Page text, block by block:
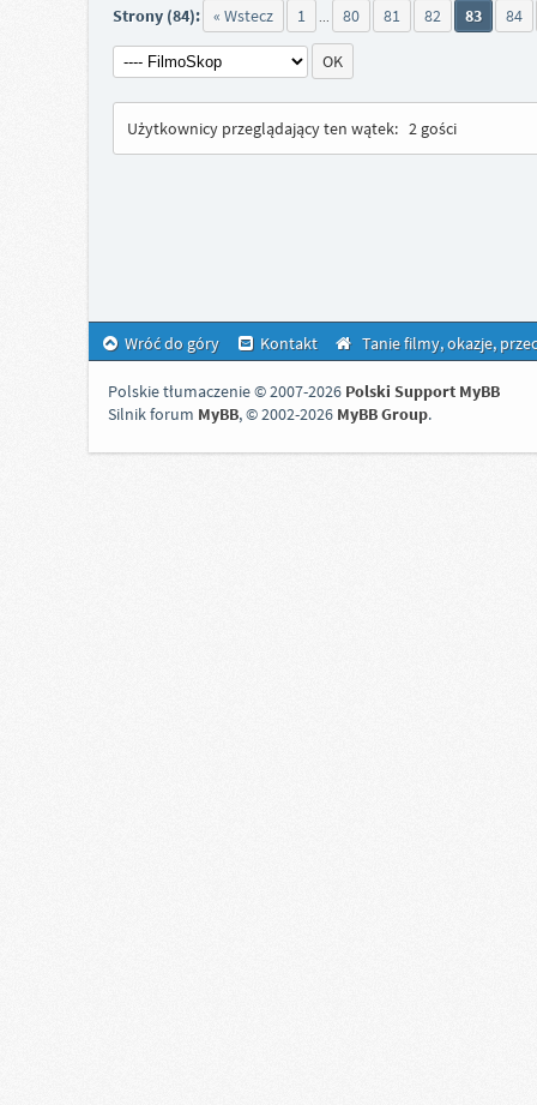
Strony (84): « Wstecz 1 ... 80 81 82 83 84
Użytkownicy przeglądający ten wątek: 2 gości
Wróć do góry Kontakt Tanie filmy, okazje,
Polskie tłumaczenie © 2007-2026 Polski Support MyBB
Silnik forum MyBB, © 2002-2026 MyBB Group.